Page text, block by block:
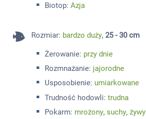
Biotop: Azja
Rozmiar: bardzo duży,25 - 30 cm
Żerowanie: przy dnie
Rozmnażanie: jajorodne
Usposobienie: umiarkowane
Trudność hodowli: trudna
Pokarm: mrożony, suchy, żywy